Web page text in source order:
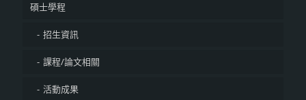
碩士學程
招生資訊
課程/論文相關
活動成果